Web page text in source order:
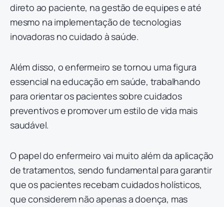
direto ao paciente, na gestão de equipes e até
mesmo na implementação de tecnologias
inovadoras no cuidado à saúde.
Além disso, o enfermeiro se tornou uma figura
essencial na educação em saúde, trabalhando
para orientar os pacientes sobre cuidados
preventivos e promover um estilo de vida mais
saudável.
O papel do enfermeiro vai muito além da aplicação
de tratamentos, sendo fundamental para garantir
que os pacientes recebam cuidados holísticos,
que considerem não apenas a doença, mas